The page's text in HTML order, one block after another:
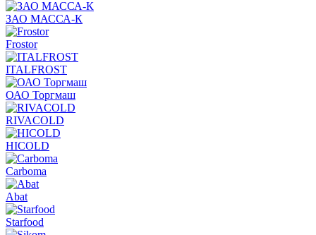
ЗАО МАССА-К
Frostor
ITALFROST
ОАО Торгмаш
RIVACOLD
HICOLD
Carboma
Abat
Starfood